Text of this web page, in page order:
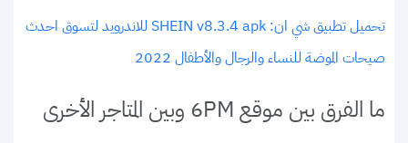
تحميل تطبيق شي ان: SHEIN v8.3.4 apk للاندرويد لتسوق احدث
صيحات الموضة للنساء والرجال والأطفال 2022
ما الفرق بين موقع 6PM وبين المتاجر الأخرى